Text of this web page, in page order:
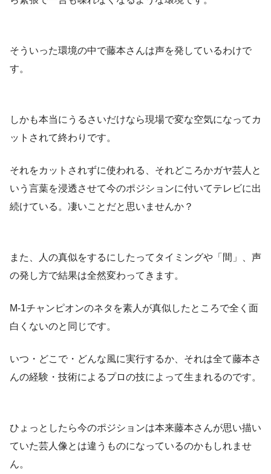
そういった環境の中で藤本さんは声を発しているわけで
す。
しかも本当にうるさいだけなら現場で変な空気になってカ
ットされて終わりです。
それをカットされずに使われる、それどころかガヤ芸人と
いう言葉を浸透させて今のポジションに付いてテレビに出
続けている。凄いことだと思いませんか？
また、人の真似をするにしたってタイミングや「間」、声
の発し方で結果は全然変わってきます。
M-1チャンピオンのネタを素人が真似したところで全く面
白くないのと同じです。
いつ・どこで・どんな風に実行するか、それは全て藤本さ
んの経験・技術によるプロの技によって生まれるのです。
ひょっとしたら今のポジションは本来藤本さんが思い描い
ていた芸人像とは違うものになっているのかもしれませ
ん。